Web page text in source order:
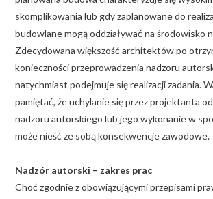
skomplikowania lub gdy zaplanowane do
budowlane mogą oddziaływać na środowisko
Zdecydowana większość architektów po
konieczności przeprowadzenia nadzoru
natychmiast podejmuje się realizacji zadania.
pamiętać, że uchylanie się przez projektanta
nadzoru autorskiego lub jego wykonanie w
może nieść ze sobą konsekwencje zawodowe.
Nadzór autorski – zakres prac
Choć zgodnie z obowiązującymi przepisami